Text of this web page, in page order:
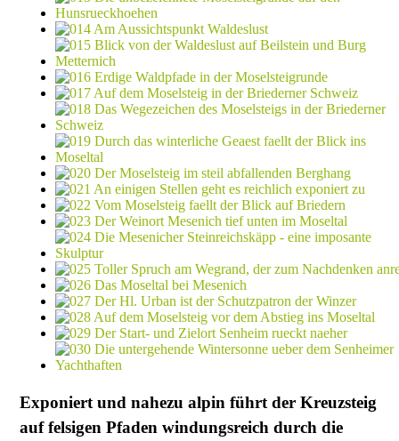
Exponiert und nahezu alpin führt der Kreuzsteig
auf felsigen Pfaden windungsreich durch die